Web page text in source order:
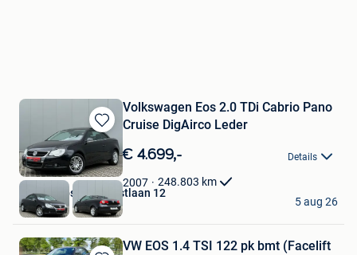
Bewaren
Mijn
Favorieten
Volkswagen Eos 2.0 TDi Cabrio Pano
Cruise DigAirco Leder
€ 4.699,- Details
2007 248.803 km
Autos Zebs Toekomstlaan 12
Genk
5 aug 26
VW EOS 1.4 TSI 122 pk bmt (Facelift